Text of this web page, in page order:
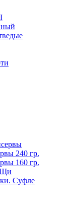
240 гр.
160 гр.
Щи
Суфле